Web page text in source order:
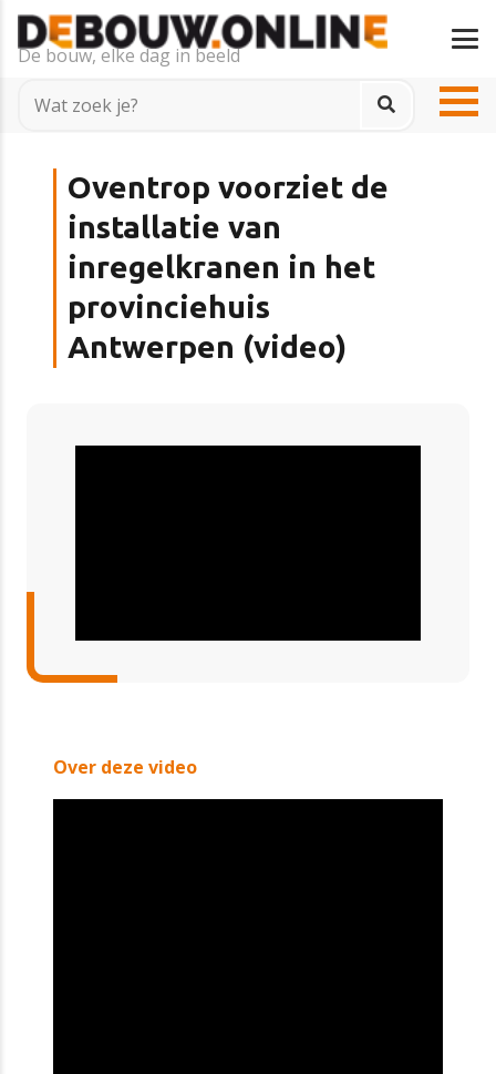
De bouw, elke dag in beeld
Oventrop voorziet de
installatie van
inregelkranen in het
provinciehuis
Antwerpen (video)
Over deze video